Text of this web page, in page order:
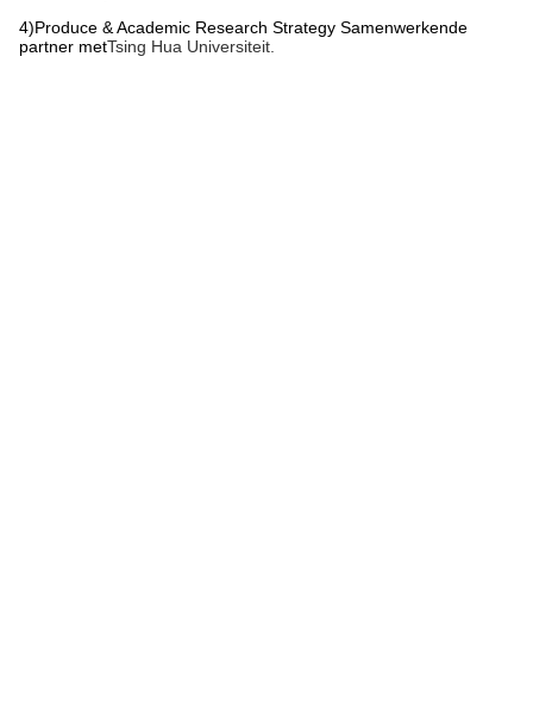
4)Produce & Academic Research Strategy Samenwerkende
partner metTsing Hua Universiteit